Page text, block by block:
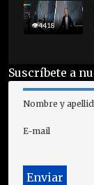
4418
Suscríbete a
Nombre y
E-mail